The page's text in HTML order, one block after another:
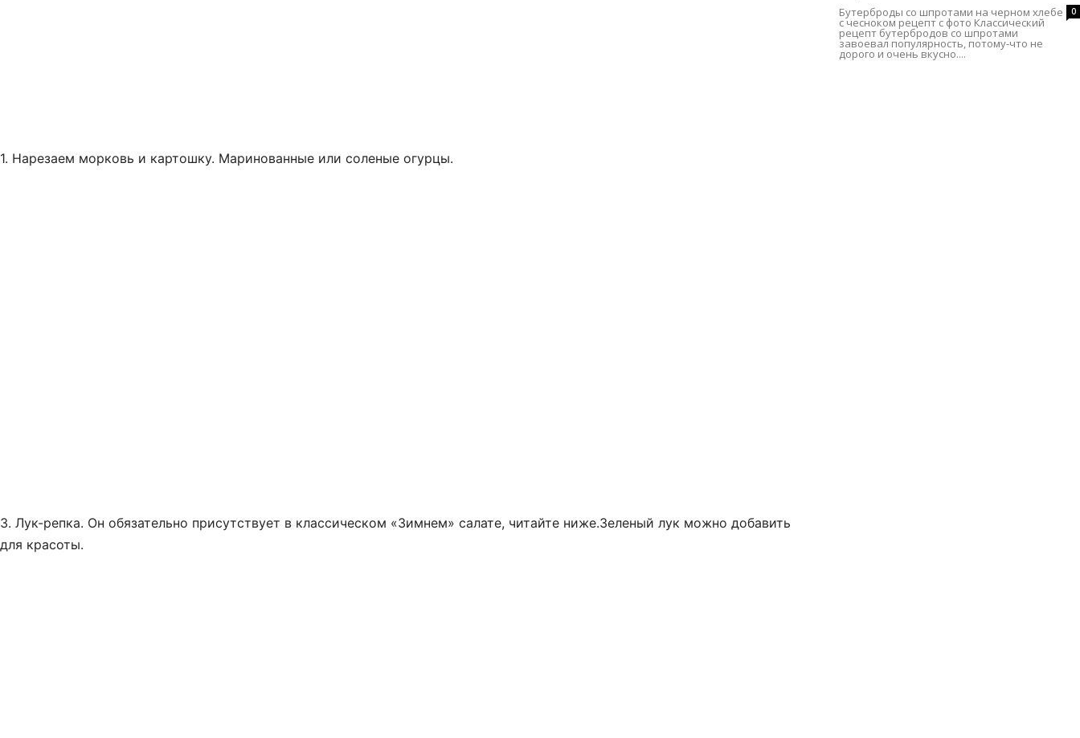
1. Нарезаем морковь и картошку. Маринованные или соленые огурцы.
3. Лук-репка. Он обязательно присутствует в классическом «Зимнем» салате, читайте ниже.Зеленый лук можно добавить
для красоты.
0
Бутерброды со шпротами на черном хлебе
с чесноком рецепт с фото Классический
рецепт бутербродов со шпротами
завоевал популярность, потому-что не
дорого и очень вкусно....